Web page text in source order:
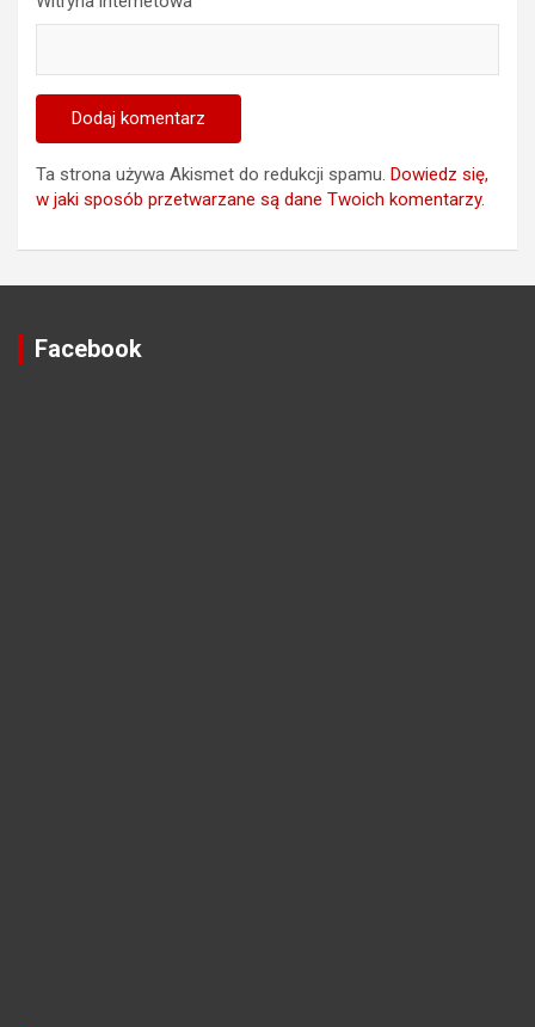
Ta strona używa Akismet do redukcji spamu. Dowiedz się,
w jaki sposób przetwarzane są dane Twoich komentarzy.
Facebook